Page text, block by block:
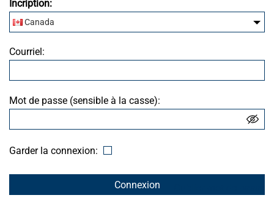
Incription:
Canada
Courriel:
Mot de passe (sensible à la casse):
Garder la connexion: